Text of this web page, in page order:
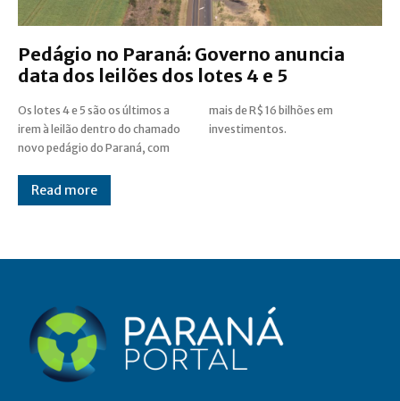
Pedágio no Paraná: Governo anuncia
data dos leilões dos lotes 4 e 5
Os lotes 4 e 5 são os últimos a
irem à leilão dentro do chamado
novo pedágio do Paraná, com
mais de R$ 16 bilhões em
investimentos.
Read more